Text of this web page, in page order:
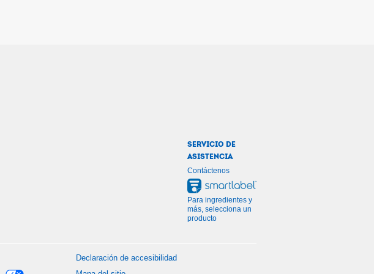
SERVICIO DE
ASISTENCIA
Contáctenos
Para ingredientes y
más, selecciona un
producto
Declaración de accesibilidad